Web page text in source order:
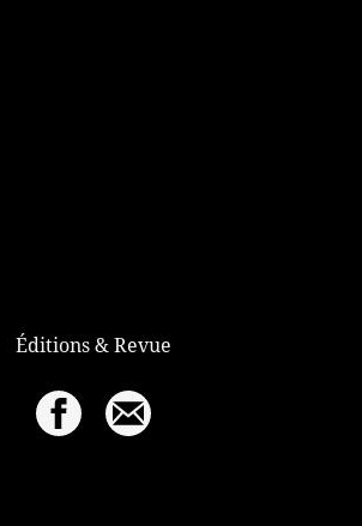
Éditions & Revue